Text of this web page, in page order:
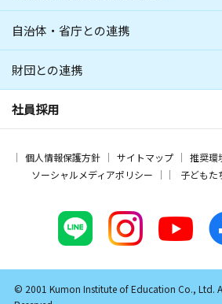
自治体・省庁との連携
財団との連携
社員採用
個人情報保護方針 サイトマップ 推奨環
ソーシャルメディアポリシー
子どもた
© 2001 Kumon Institute of Education Co., Ltd.